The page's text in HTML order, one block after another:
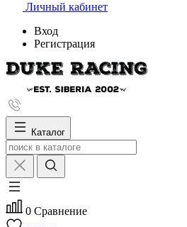
Личный кабинет
Вход
Регистрация
Каталог
0 Сравнение